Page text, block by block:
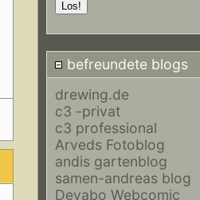
befreundete blogs
drewing.de
c3 -privat
c3 professional
Arveds Fotoblog
andis gartenblog
samen-andreas blog
Devabo Webcomic